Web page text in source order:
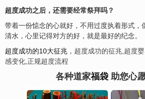
超度成功之后，还需要经常祭拜吗？
带着一份惦念的心就好，不用过度执着形式，
清水，心里记得对方的好，就是最好的纪念。
超度成功的10大征兆 ， 超度成功的征兆,超度
感变化,正规超度流程
各种道家福袋助您心